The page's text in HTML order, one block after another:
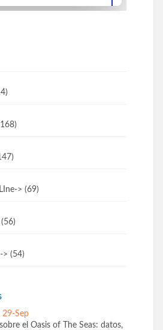
-> (69)
-> (54)
29-Sep
sobre el Oasis of The Seas: datos,